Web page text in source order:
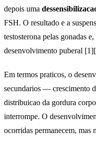
depois uma
FSH. O resultado e a
testosterona pelas gonadas
desenvolvimento puberal
Em termos praticos, o
secundarios — crescimento
distribuicao da gordura
interrompe. O
ocorridas permanecem, mas